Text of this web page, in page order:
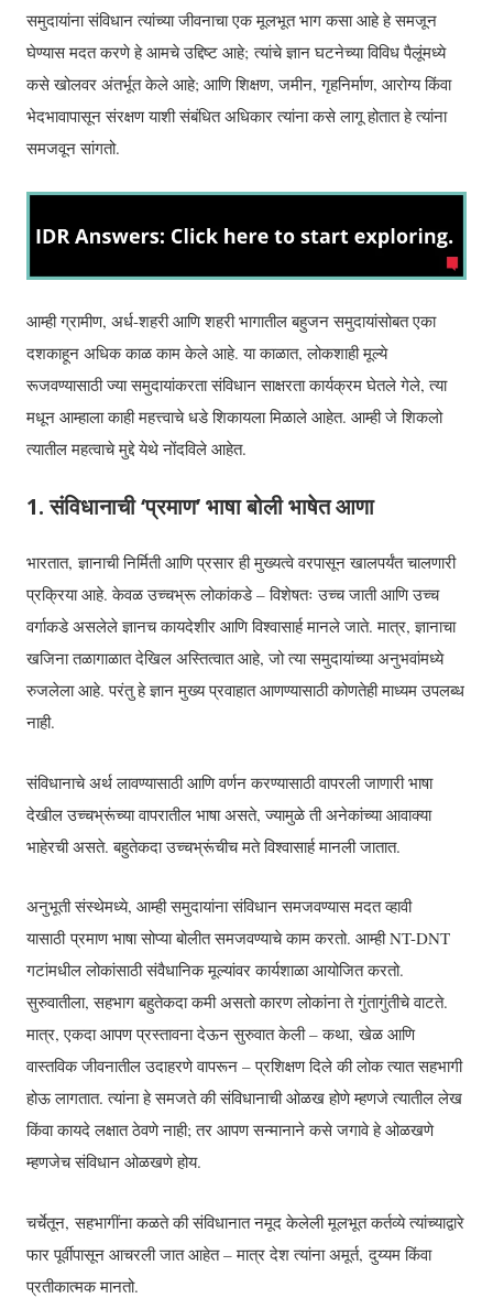
समुदायांना संविधान त्यांच्या जीवनाचा एक मूलभूत भाग कसा आहे हे समजून
घेण्यास मदत करणे हे आमचे उद्दिष्ट आहे; त्यांचे ज्ञान घटनेच्या विविध पैलूंमध्ये
कसे खोलवर अंतर्भूत केले आहे; आणि शिक्षण, जमीन, गृहनिर्माण, आरोग्य किंवा
भेदभावापासून संरक्षण याशी संबंधित अधिकार त्यांना कसे लागू होतात हे त्यांना
समजवून सांगतो.
आम्ही ग्रामीण, अर्ध-शहरी आणि शहरी भागातील बहुजन समुदायांसोबत एका
दशकाहून अधिक काळ काम केले आहे. या काळात, लोकशाही मूल्ये
रूजवण्यासाठी ज्या समुदायांकरता संविधान साक्षरता कार्यक्रम घेतले गेले, त्या
मधून आम्हाला काही महत्त्वाचे धडे शिकायला मिळाले आहेत. आम्ही जे शिकलो
त्यातील महत्वाचे मुद्दे येथे नोंदविले आहेत.
1. संविधानाची ‘प्रमाण’ भाषा बोली भाषेत आणा
भारतात, ज्ञानाची निर्मिती आणि प्रसार ही मुख्यत्वे वरपासून खालपर्यंत चालणारी
प्रक्रिया आहे. केवळ उच्चभ्रू लोकांकडे – विशेषतः उच्च जाती आणि उच्च
वर्गाकडे असलेले ज्ञानच कायदेशीर आणि विश्वासार्ह मानले जाते. मात्र, ज्ञानाचा
खजिना तळागाळात देखिल अस्तित्वात आहे, जो त्या समुदायांच्या अनुभवांमध्ये
रुजलेला आहे. परंतु हे ज्ञान मुख्य प्रवाहात आणण्यासाठी कोणतेही माध्यम उपलब्ध
नाही.
संविधानाचे अर्थ लावण्यासाठी आणि वर्णन करण्यासाठी वापरली जाणारी भाषा
देखील उच्चभ्रूंच्या वापरातील भाषा असते, ज्यामुळे ती अनेकांच्या आवाक्या
भाहेरची असते. बहुतेकदा उच्चभ्रूंचीच मते विश्वासार्ह मानली जातात.
अनुभूती संस्थेमध्ये, आम्ही समुदायांना संविधान समजवण्यास मदत व्हावी
यासाठी प्रमाण भाषा सोप्या बोलीत समजवण्याचे काम करतो. आम्ही NT-DNT
गटांमधील लोकांसाठी संवैधानिक मूल्यांवर कार्यशाळा आयोजित करतो.
सुरुवातीला, सहभाग बहुतेकदा कमी असतो कारण लोकांना ते गुंतागुंतीचे वाटते.
मात्र, एकदा आपण प्रस्तावना देऊन सुरुवात केली – कथा, खेळ आणि
वास्तविक जीवनातील उदाहरणे वापरून – प्रशिक्षण दिले की लोक त्यात सहभागी
होऊ लागतात. त्यांना हे समजते की संविधानाची ओळख होणे म्हणजे त्यातील लेख
किंवा कायदे लक्षात ठेवणे नाही; तर आपण सन्मानाने कसे जगावे हे ओळखणे
म्हणजेच संविधान ओळखणे होय.
चर्चेतून, सहभागींना कळते की संविधानात नमूद केलेली मूलभूत कर्तव्ये त्यांच्याद्वारे
फार पूर्वीपासून आचरली जात आहेत – मात्र देश त्यांना अमूर्त, दुय्यम किंवा
प्रतीकात्मक मानतो.